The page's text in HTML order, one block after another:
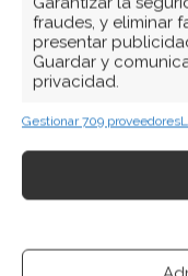
fraudes, y eliminar
presentar
Guardar y
privacidad.
Gestionar 709 proveedores